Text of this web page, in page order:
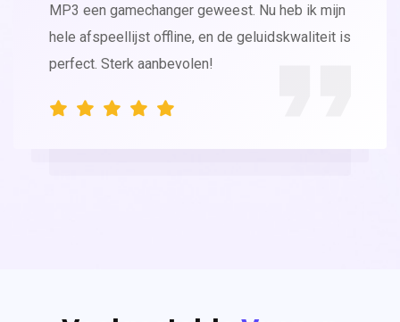
MP3 een gamechanger geweest. Nu heb ik mijn
hele afspeellijst offline, en de geluidskwaliteit is
perfect. Sterk aanbevolen!